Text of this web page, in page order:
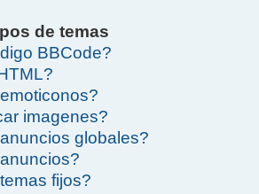
de temas
BBCode?
imagenes?
globales?
fijos?